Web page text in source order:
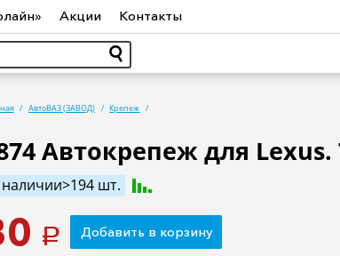
Автохимия
Аксессуары
Лодки и моторы
Акции Контакты
АвтоВАЗ (ЗАВОД) Крепеж
Автокрепеж для Lexus.
шт.
a Добавить в корзину